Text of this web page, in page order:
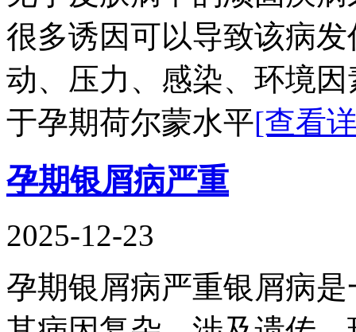
很多诱因可以导致该病
动、压力、感染、环境
于孕期荷尔蒙水平[查看
孕期银屑病严重
2025-12-23
孕期银屑病严重银屑病